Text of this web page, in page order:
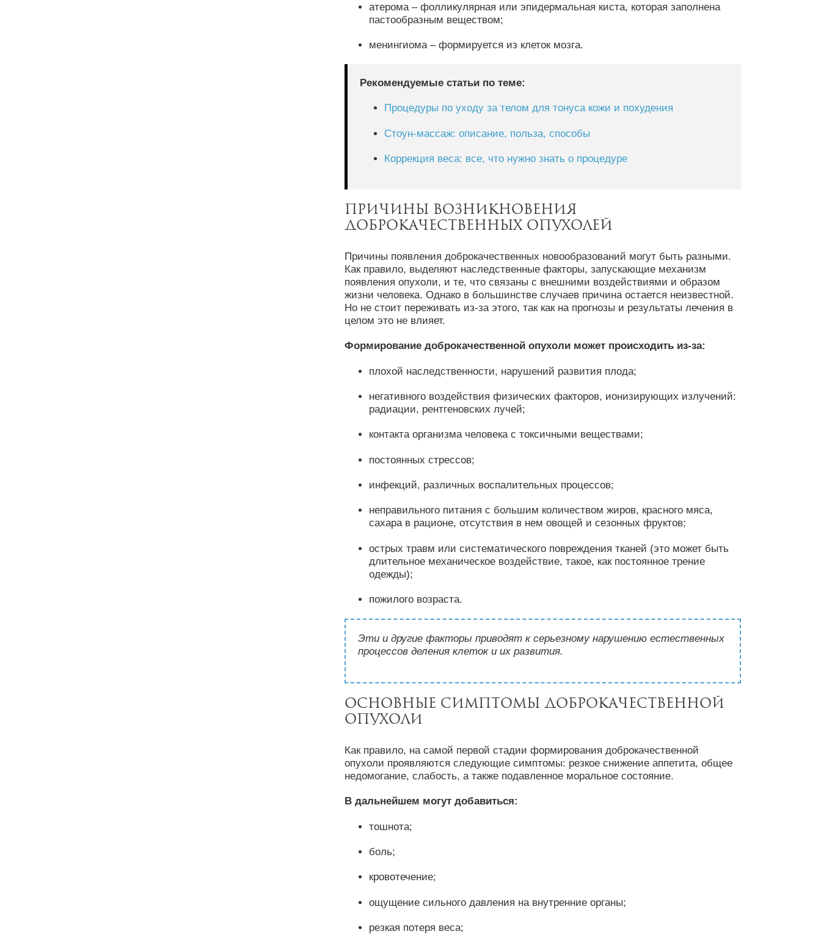
атерома – фолликулярная или эпидермальная киста, которая заполнена
пастообразным веществом;
менингиома – формируется из клеток мозга.
Рекомендуемые статьи по теме:
Процедуры по уходу за телом для тонуса кожи и похудения
Стоун-массаж: описание, польза, способы
Коррекция веса: все, что нужно знать о процедуре
Причины возникновения
доброкачественных опухолей
Причины появления доброкачественных новообразований могут быть разными.
Как правило, выделяют наследственные факторы, запускающие механизм
появления опухоли, и те, что связаны с внешними воздействиями и образом
жизни человека. Однако в большинстве случаев причина остается неизвестной.
Но не стоит переживать из-за этого, так как на прогнозы и результаты лечения в
целом это не влияет.
Формирование доброкачественной опухоли может происходить из-за:
плохой наследственности, нарушений развития плода;
негативного воздействия физических факторов, ионизирующих излучений:
радиации, рентгеновских лучей;
контакта организма человека с токсичными веществами;
постоянных стрессов;
инфекций, различных воспалительных процессов;
неправильного питания с большим количеством жиров, красного мяса,
сахара в рационе, отсутствия в нем овощей и сезонных фруктов;
острых травм или систематического повреждения тканей (это может быть
длительное механическое воздействие, такое, как постоянное трение
одежды);
пожилого возраста.
Эти и другие факторы приводят к серьезному нарушению естественных
процессов деления клеток и их развития.
Основные симптомы доброкачественной
опухоли
Как правило, на самой первой стадии формирования доброкачественной
опухоли проявляются следующие симптомы: резкое снижение аппетита, общее
недомогание, слабость, а также подавленное моральное состояние.
В дальнейшем могут добавиться:
тошнота;
боль;
кровотечение;
ощущение сильного давления на внутренние органы;
резкая потеря веса;